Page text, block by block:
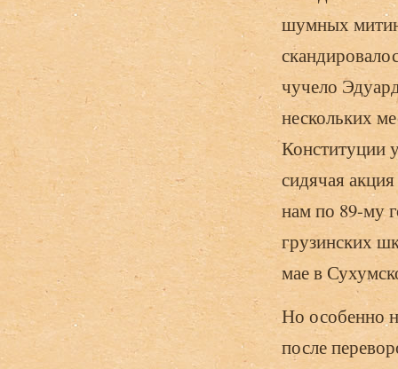
шумных
чучело
нескольких
Кон­ституции
сидячая
нам по 89-му
грузинских
мае в
Но особенно
после